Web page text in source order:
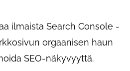
ilmaista Search Console -
orgaanisen haun
SEO-näkyvyyttä.